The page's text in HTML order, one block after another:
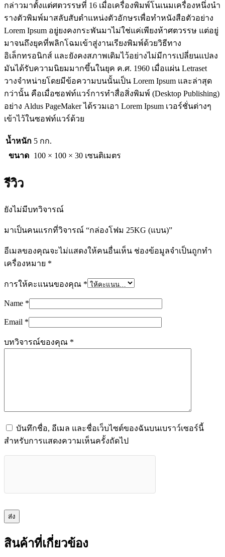
กล่าวมาตั้งแต่ศตวรรษที่ 16 เมื่อเครื่องพิมพ์โนเนมเครื่องหนึ่งนำ
รางตัวพิมพ์มาสลับสับตำแหน่งตัวอักษรเพื่อทำหนังสือตัวอย่าง
Lorem Ipsum อยู่ยงคงกระพันมาไม่ใช่แค่เพียงห้าศตวรรษ แต่อยู่
มาจนถึงยุคที่พลิกโฉมเข้าสู่งานเรียงพิมพ์ด้วยวิธีทาง
อิเล็กทรอนิกส์ และยังคงสภาพเดิมไว้อย่างไม่มีการเปลี่ยนแปลง
มันได้รับความนิยมมากขึ้นในยุค ค.ศ. 1960 เมื่อแผ่น Letraset
วางจำหน่ายโดยมีข้อความบนนั้นเป็น Lorem Ipsum และล่าสุด
กว่านั้น คือเมื่อซอฟท์แวร์การทำสื่อสิ่งพิมพ์ (Desktop Publishing)
อย่าง Aldus PageMaker ได้รวมเอา Lorem Ipsum เวอร์ชั่นต่างๆ
เข้าไว้ในซอฟท์แวร์ด้วย
น้ำหนัก 5 กก.
ขนาด
100 × 100 × 30 เซนติเมตร
รีวิว
ยังไม่มีบทวิจารณ์
มาเป็นคนแรกที่วิจารณ์ “กล่องโฟม 25KG (แบน)”
อีเมลของคุณจะไม่แสดงให้คนอื่นเห็น ช่องข้อมูลจำเป็นถูกทำ
เครื่องหมาย *
การให้คะแนนของคุณ *
Name *
Email *
บทวิจารณ์ของคุณ *
บันทึกชื่อ, อีเมล และชื่อเว็บไซต์ของฉันบนเบราว์เซอร์นี้
สำหรับการแสดงความเห็นครั้งถัดไป
ส่ง
สินค้าที่เกี่ยวข้อง